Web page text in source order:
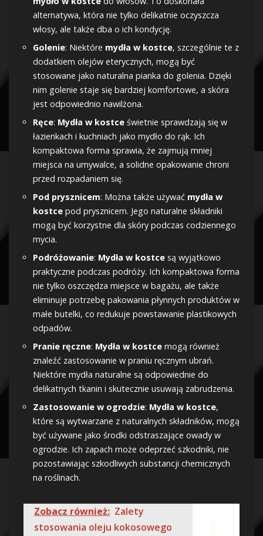
alternatywa, która nie tylko delikatnie oczyszcza
włosy, ale także dba o ich kondycję.
Golenie: Niektóre mydła w kostce, szczególnie te z
dodatkiem olejów eterycznych, mogą być
stosowane jako naturalna pianka do golenia. Dzięki
nim golenie staje się bardziej komfortowe, a skóra
jest odpowiednio nawilżona.
Ręce: Mydła w kostce świetnie sprawdzają się w
łazienkach i kuchniach jako mydło do rąk. Ich
kompaktowa forma sprawia, że zajmują mniej
miejsca na umywalce, a solidne opakowanie chroni
przed rozpadaniem się.
Pod prysznicem: Można także używać mydła w
kostce pod prysznicem. Jego naturalne składniki
mogą być korzystne dla skóry podczas codziennego
mycia.
Podróżowanie: Mydła w kostce są wyjątkowo
praktyczne podczas podróży. Ich kompaktowa forma
nie tylko oszczędza miejsce w bagażu, ale także
eliminuje potrzebę pakowania płynnych produktów w
małe butelki, co redukuje powstawanie plastikowych
odpadów.
Pranie ręczne: Mydła w kostce mogą również
znaleźć zastosowanie w praniu ręcznym ubrań.
Niektóre mydła naturalne są odpowiednie do
delikatnych tkanin i skutecznie usuwają zabrudzenia.
Zastosowanie w ogrodzie: Mydła w kostce,
które są wytwarzane z naturalnych składników, mogą
być używane jako środki odstraszające owady w
ogrodzie. Ich zapach może odeprzeć szkodniki, nie
pozostawiając szkodliwych substancji chemicznych
na roślinach.
Zobacz również: Zalety
stosowania oleju kokosowego